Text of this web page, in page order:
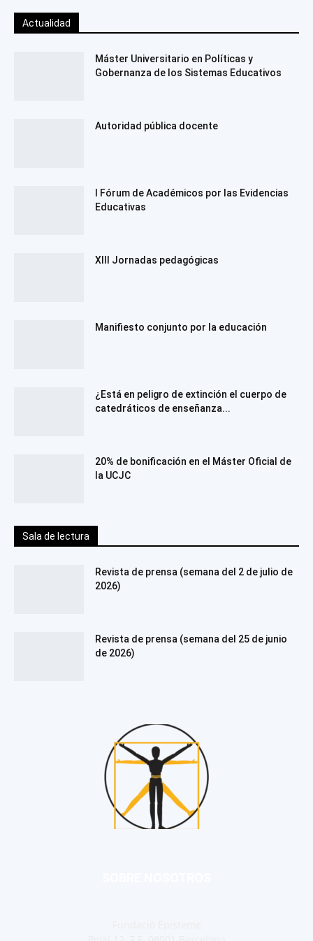
Actualidad
Máster Universitario en Políticas y
Gobernanza de los Sistemas Educativos
Autoridad pública docente
I Fórum de Académicos por las Evidencias
Educativas
XIII Jornadas pedagógicas
Manifiesto conjunto por la educación
¿Está en peligro de extinción el cuerpo de
catedráticos de enseñanza...
20% de bonificación en el Máster Oficial de
la UCJC
Sala de lectura
Revista de prensa (semana del 2 de julio de
2026)
Revista de prensa (semana del 25 de junio
de 2026)